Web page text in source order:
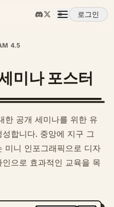
로그인
4.5
미나 포스터
한 공개 세미나를 위한 유
합니다. 중앙에 지구 그
미니 인포그래픽으로 디자
으로 효과적인 교육을 목